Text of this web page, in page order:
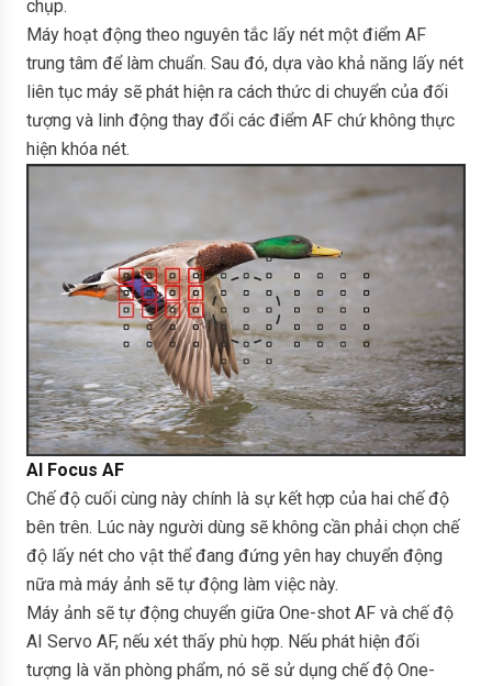
chụp.
Máy hoạt động theo nguyên tắc lấy nét một điểm AF
trung tâm để làm chuẩn. Sau đó, dựa vào khả năng lấy nét
liên tục máy sẽ phát hiện ra cách thức di chuyển của đối
tượng và linh động thay đổi các điểm AF chứ không thực
hiện khóa nét.
AI Focus AF
Chế độ cuối cùng này chính là sự kết hợp của hai chế độ
bên trên. Lúc này người dùng sẽ không cần phải chọn chế
độ lấy nét cho vật thể đang đứng yên hay chuyển động
nữa mà máy ảnh sẽ tự động làm việc này.
Máy ảnh sẽ tự động chuyển giữa One-shot AF và chế độ
AI Servo AF, nếu xét thấy phù hợp. Nếu phát hiện đối
tượng là văn phòng phẩm, nó sẽ sử dụng chế độ One-